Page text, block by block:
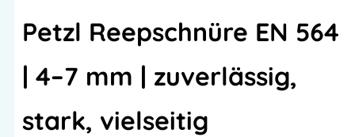
Petzl Reepschnüre EN 564
| 4–7 mm | zuverlässig,
stark, vielseitig